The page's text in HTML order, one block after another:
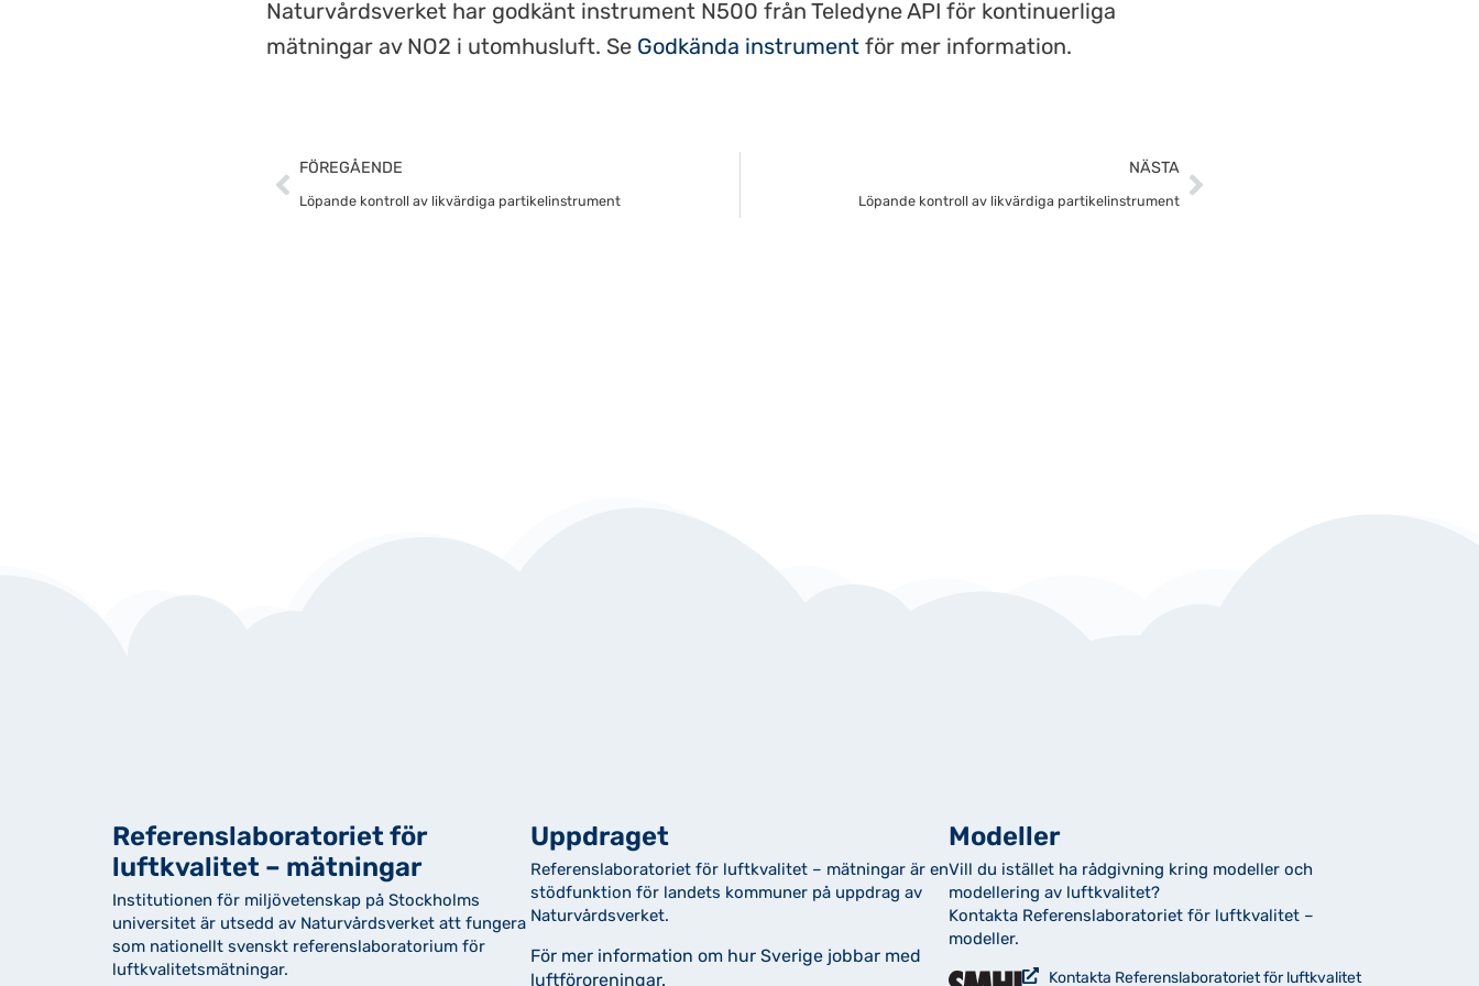
Naturvårdsverket har godkänt instrument N500 från Teledyne API för kontinuerliga
mätningar av NO2 i utomhusluft. Se Godkända instrument för mer information.
Föregående
FÖREGÅENDE
Löpande kontroll av likvärdiga partikelinstrument
NÄSTA
Löpande kontroll av likvärdiga partikelinstrument
Nästa
Referenslaboratoriet för
luftkvalitet – mätningar
Institutionen för miljövetenskap på Stockholms
universitet är utsedd av Naturvårdsverket att fungera
som nationellt svenskt referenslaboratorium för
luftkvalitetsmätningar.
Uppdraget
Referenslaboratoriet för luftkvalitet – mätningar är en
stödfunktion för landets kommuner på uppdrag av
Naturvårdsverket.
För mer information om hur Sverige jobbar med
luftföroreningar.
Modeller
Vill du istället ha rådgivning kring modeller och
modellering av luftkvalitet?
Kontakta Referenslaboratoriet för luftkvalitet –
modeller.
Kontakta Referenslaboratoriet för luftkvalitet